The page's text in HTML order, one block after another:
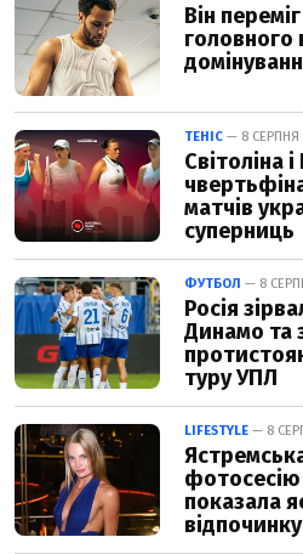
Він
головного
ТЕНІС — 8 СЕРПНЯ
Світоліна
матчів
суперниць
ФУТБОЛ — 8
Росія
Динамо та
туру УПЛ
LIFESTYLE — 8
фотосесію
показала
відпочинку